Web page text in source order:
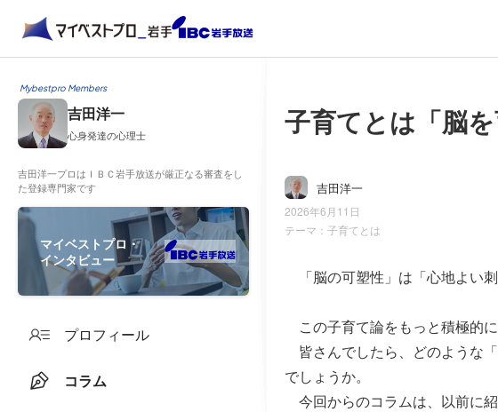
Mybestpro Members
吉田洋一
心身発達の心理士
吉田洋一プロはＩＢＣ岩手放送が厳正なる審査をし
た登録専門家です
マイベストプロ・
インタビュー
プロフィール
コラム
子育てとは「脳
吉田洋一
2026年6月11日
テーマ： 子育てとは
「脳の可塑性」は「心地よい
この子育て論をもっと積極的
皆さんでしたら、どのような
でしょうか。
今回からのコラムは、以前に